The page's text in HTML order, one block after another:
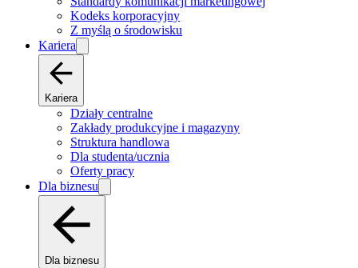
Kodeks korporacyjny
Z myślą o środowisku
Kariera
Kariera
Działy centralne
Zakłady produkcyjne i magazyny
Struktura handlowa
Dla studenta/ucznia
Oferty pracy
Dla biznesu
Dla biznesu